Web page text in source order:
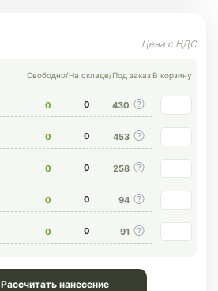
Свободно/На складе/Под заказ В корзину
0 0 430
0 0 453
0 0 258
0 0 94
0 0 91
Рассчитать нанесение